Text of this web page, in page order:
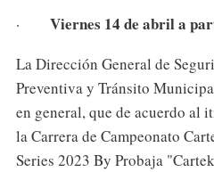
· Viernes 14 de abril a
La Dirección General de
Preventiva y Tránsito
en general, que de acuerdo al
la Carrera de Campeonato
Series 2023 By Probaja